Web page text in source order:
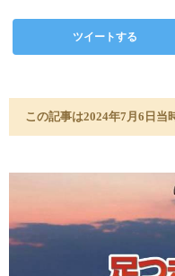
ツイートする
この記事は2024年7月6日当